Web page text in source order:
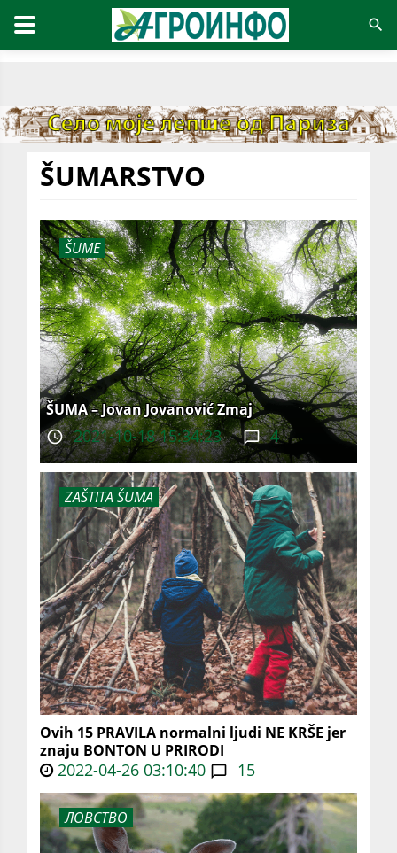
ŠUMARSTVO
ŠUME
ŠUMA – Jovan Jovanović Zmaj
2021-10-18 15:34:23 4
ZAŠTITA ŠUMA
Ovih 15 PRAVILA normalni ljudi NE KRŠE jer
znaju BONTON U PRIRODI
2022-04-26 03:10:40 15
ЛОВСТВО